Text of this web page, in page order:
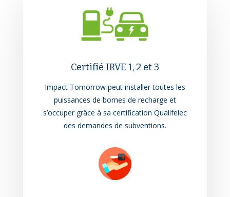
Certifié IRVE 1, 2 et 3
Impact Tomorrow peut installer toutes les
puissances de bornes de recharge et
s’occuper grâce à sa certification Qualifelec
des demandes de subventions.